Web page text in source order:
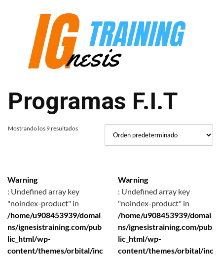
Programas F.I.T
Mostrando los 9 resultados
Warning
: Undefined array key
"noindex-product" in
/home/u908453939/domai
ns/ignesistraining.com/pub
lic_html/wp-
content/themes/orbital/inc
Warning
: Undefined array key
"noindex-product" in
/home/u908453939/domai
ns/ignesistraining.com/pub
lic_html/wp-
content/themes/orbital/inc